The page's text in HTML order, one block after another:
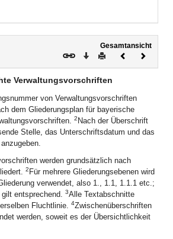
Gesamtansicht
Download
DruckenVorheriges
Verwaltungsvorschriften
von Verwaltungsvorschriften
dem Gliederungsplan für bayerische
2 Nach der Überschrift
Stelle, das Unterschriftsdatum und das
werden grundsätzlich nach
2 Für mehrere Gliederungsebenen wird
verwendet, also 1., 1.1, 1.1.1 etc.;
entsprechend. 3Alle Textabschnitte
Fluchtlinie. 4Zwischenüberschriften
werden, soweit es der Übersichtlichkeit